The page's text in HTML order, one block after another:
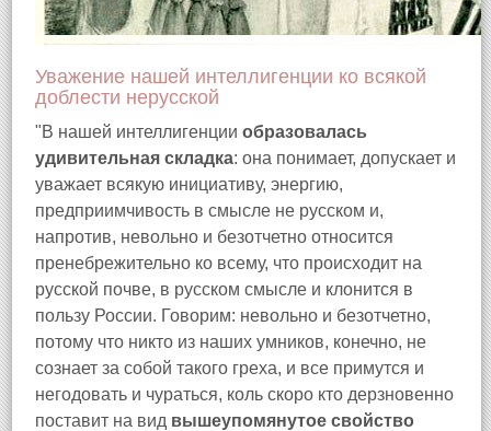
Уважение нашей интеллигенции ко всякой
доблести нерусской
"В нашей интеллигенции образовалась
удивительная складка: она понимает, допускает и
уважает всякую инициативу, энергию,
предприимчивость в смысле не русском и,
напротив, невольно и безотчетно относится
пренебрежительно ко всему, что происходит на
русской почве, в русском смысле и клонится в
пользу России. Говорим: невольно и безотчетно,
потому что никто из наших умников, конечно, не
сознает за собой такого греха, и все примутся и
негодовать и чураться, коль скоро кто дерзновенно
поставит на вид вышеупомянутое свойство